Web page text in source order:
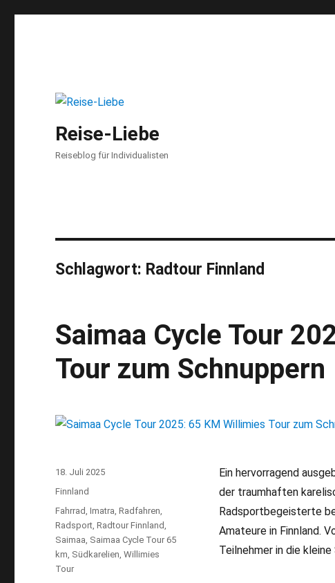
Reise-Liebe
Reiseblog für Individualisten
Schlagwort: Radtour Finnland
Saimaa Cycle Tour
Tour zum Schnuppern
Ein hervorragend
der traumhaften
Radsportbegeisterte
Amateure in Finnland.
Teilnehmer in die
Veröffentlicht
am
18. Juli 2025
Kategorien
Finnland
Schlagwörter
Fahrrad ,Imatra ,Radfahren
Radsport ,Radtour Finnland
Saimaa Saimaa Cycle Tour 65
km Südkarelien ,Willimies
Tour